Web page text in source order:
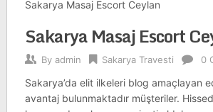
Sakarya Masaj Escort Ceylan
Sakarya Masaj Escort
By admin Sakarya Travesti 0
Sakarya’da elit ilkeleri blog amaçlayan
avantaj bulunmaktadır müşteriler.